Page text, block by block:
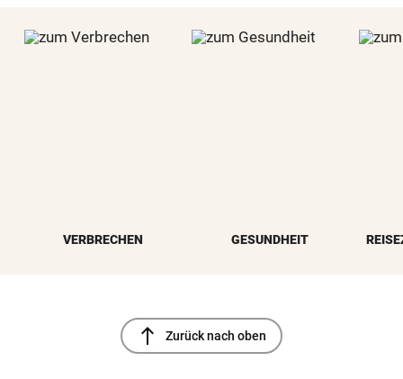
VERBRECHEN GESUNDHEIT
north Zurück nach oben